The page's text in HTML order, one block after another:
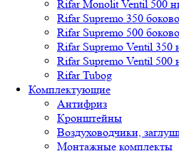
Rifar Monolit Ventil 500
Rifar Supremo 350
Rifar Supremo 500
Rifar Supremo Ventil
Rifar Supremo Ventil
Rifar Tubog
Комплектующие
Антифриз
Кронштейны
Воздуховодчики,
Монтажные комплекты